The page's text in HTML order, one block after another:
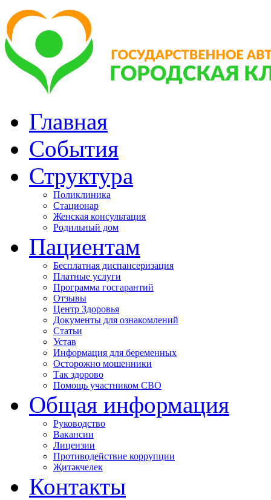
Главная
События
Структура
Поликлиника
Стационар
Женская консультация
Родильный дом
Пациентам
Бесплатная диспансеризация
Платные услуги
Программа госгарантий
Отзывы
Центр Здоровья
Документы для ознакомлений
Статьи
Устав
Информация для беременных
Осторожно мошенники
Так здорово
Помощь участником СВО
Общая информация
Руководство
Вакансии
Лицензии
Противодействие коррупции
Җитәкчелек
Контакты